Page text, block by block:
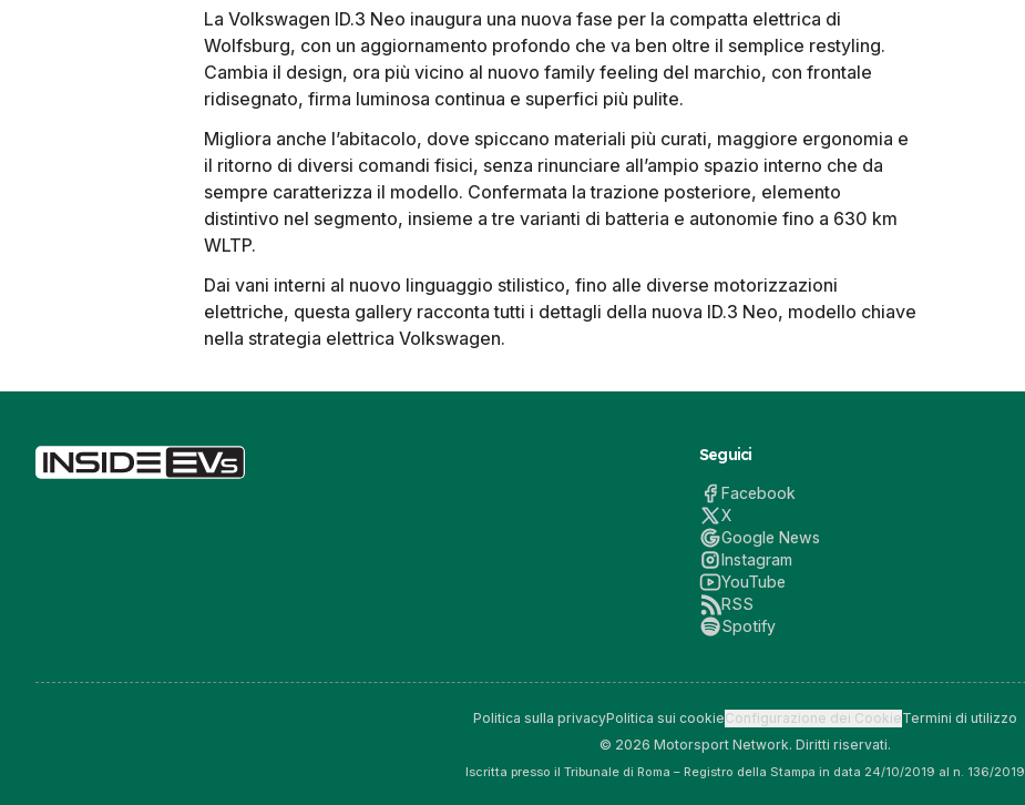
La Volkswagen ID.3 Neo inaugura una nuova fase per la compatta elettrica di
Wolfsburg, con un aggiornamento profondo che va ben oltre il semplice restyling.
Cambia il design, ora più vicino al nuovo family feeling del marchio, con frontale
ridisegnato, firma luminosa continua e superfici più pulite.
Migliora anche l’abitacolo, dove spiccano materiali più curati, maggiore ergonomia e
il ritorno di diversi comandi fisici, senza rinunciare all’ampio spazio interno che da
sempre caratterizza il modello. Confermata la trazione posteriore, elemento
distintivo nel segmento, insieme a tre varianti di batteria e autonomie fino a 630 km
WLTP.
Dai vani interni al nuovo linguaggio stilistico, fino alle diverse motorizzazioni
elettriche, questa gallery racconta tutti i dettagli della nuova ID.3 Neo, modello chiave
nella strategia elettrica Volkswagen.
Seguici
Facebook
X
Google News
Instagram
YouTube
RSS
Spotify
Politica sulla privacyPolitica sui cookieConfigurazione dei CookieTermini di utilizzo
© 2026 Motorsport Network. Diritti riservati.
Iscritta presso il Tribunale di Roma – Registro della Stampa in data 24/10/2019 al n. 136/2019